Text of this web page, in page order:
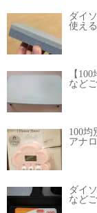
ダイ
使え
【
など
100均
アナ
ダイ
など